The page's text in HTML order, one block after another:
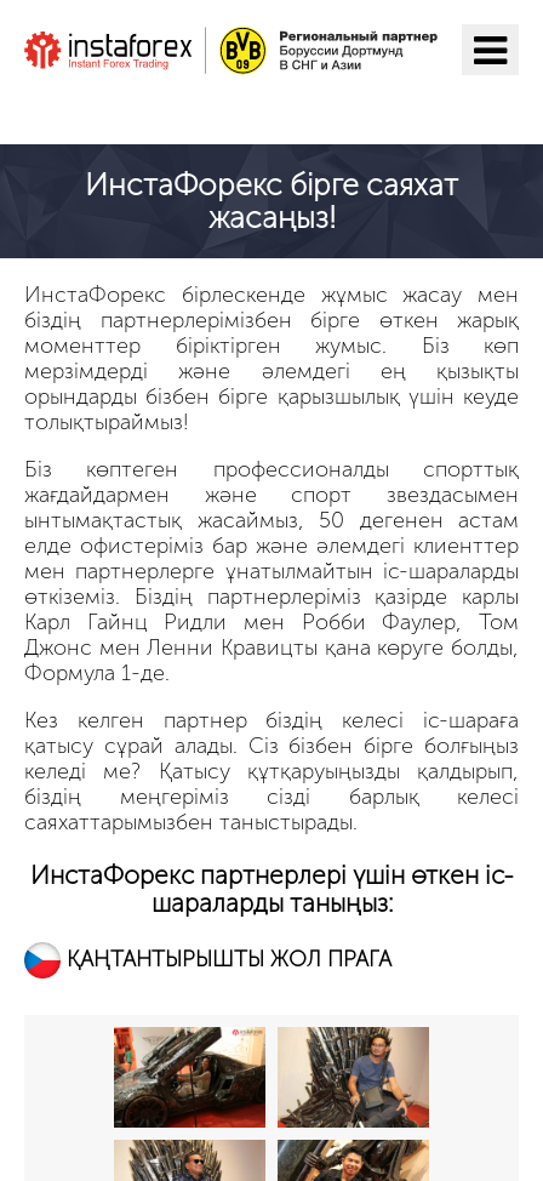
ИнстаФорекс бірге саяхат
жасаңыз!
ИнстаФорекс бірлескенде жұмыс жасау мен
біздің партнерлерімізбен бірге өткен жарық
моменттер біріктірген жумыс. Біз көп
мерзімдерді және әлемдегі ең қызықты
орындарды бізбен бірге қарызшылық үшін кеуде
толықтыраймыз!
Біз көптеген профессионалды спорттық
жағдайдармен және спорт звездасымен
ынтымақтастық жасаймыз, 50 дегенен астам
елде офистеріміз бар және әлемдегі клиенттер
мен партнерлерге ұнатылмайтын іс-шараларды
өткіземіз. Біздің партнерлеріміз қазірде карлы
Карл Гайнц Ридли мен Робби Фаулер, Том
Джонс мен Ленни Кравицты қана көруге болды,
Формула 1-де.
Кез келген партнер біздің келесі іс-шараға
қатысу сұрай алады. Сіз бізбен бірге болғыңыз
келеді ме? Қатысу құтқаруыңызды қалдырып,
біздің меңгеріміз сізді барлық келесі
саяхаттарымызбен таныстырады.
ИнстаФорекс партнерлері үшін өткен іс-
шараларды таныңыз:
ҚАҢТАНТЫРЫШТЫ ЖОЛ ПРАГА